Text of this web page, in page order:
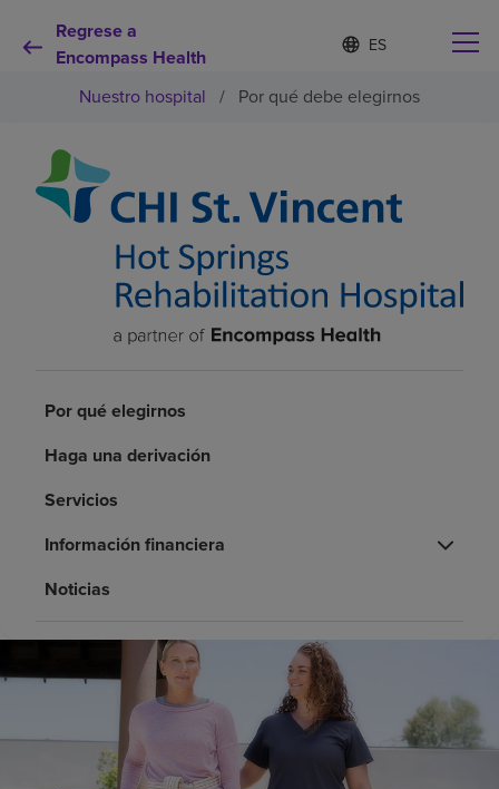
Regrese a
Encompass Health
Lista
de
idiomas
contraída
d
o
l
e
i
o
n
Por qué debe elegirnos
Servicios de rehabilitación
Acerca de nosotros
Buscar un centro
Inversores
Empleos
Pagar mi factura
Nuestro hospital / Por qué debe elegirnos
Por qué elegirnos
Haga una derivación
Servicios
Información financiera
Noticias